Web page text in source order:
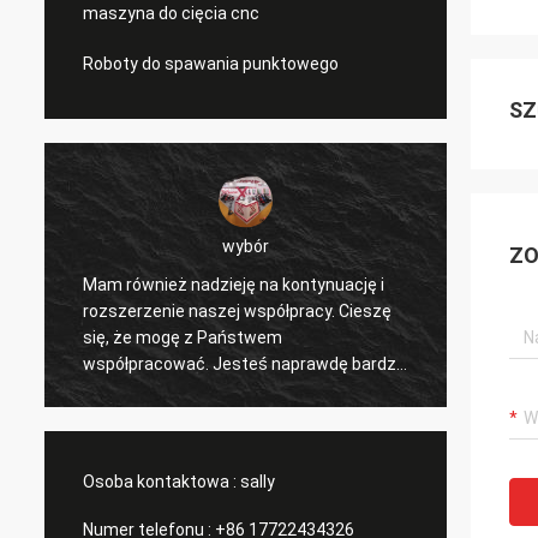
maszyna do cięcia cnc
Roboty do spawania punktowego
wybór
Mam również nadzieję na kontynuację i
rozszerzenie naszej współpracy. Cieszę
się, że mogę z Państwem
współpracować. Jesteś naprawdę bardzo
dobrym profesjonalistą i cały czas nas
i
Osoba kontaktowa : sally
Numer telefonu : +86 17722434326